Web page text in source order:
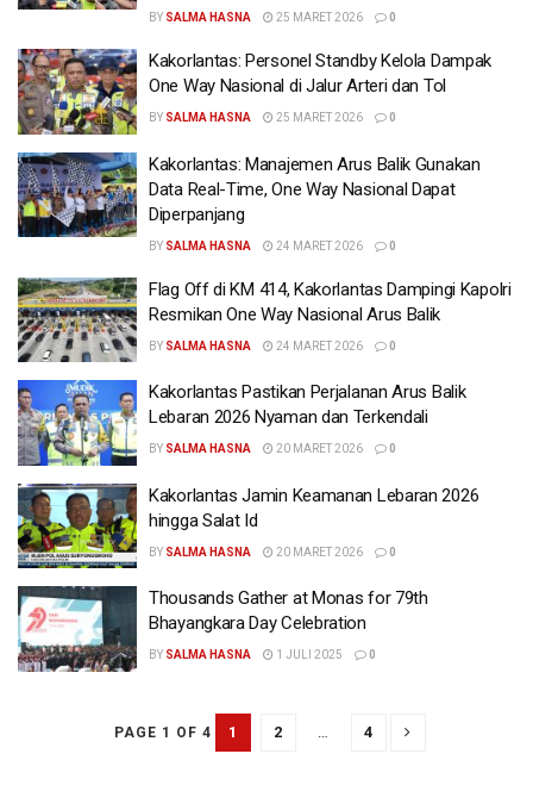
BY SALMA HASNA 25 MARET 2026 0
Kakorlantas: Personel Standby Kelola Dampak
One Way Nasional di Jalur Arteri dan Tol
BY SALMA HASNA 25 MARET 2026 0
Kakorlantas: Manajemen Arus Balik Gunakan
Data Real-Time, One Way Nasional Dapat
Diperpanjang
BY SALMA HASNA 24 MARET 2026 0
Flag Off di KM 414, Kakorlantas Dampingi Kapolri
Resmikan One Way Nasional Arus Balik
BY SALMA HASNA 24 MARET 2026 0
Kakorlantas Pastikan Perjalanan Arus Balik
Lebaran 2026 Nyaman dan Terkendali
BY SALMA HASNA 20 MARET 2026 0
Kakorlantas Jamin Keamanan Lebaran 2026
hingga Salat Id
BY SALMA HASNA 20 MARET 2026 0
Thousands Gather at Monas for 79th
Bhayangkara Day Celebration
BY SALMA HASNA 1 JULI 2025 0
PAGE 1 OF 4 1 2 4